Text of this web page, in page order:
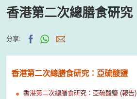
香港第二次總膳食研究
分享:
香港第二次總膳食研究：亞硫酸鹽
香港第二次總膳食研究：亞硫酸鹽 (報告